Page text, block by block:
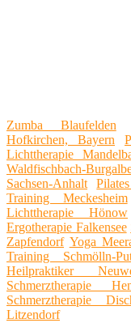
Zumba Blaufelden
Hofkirchen, Bayern
Lichttherapie
Waldfischbach-
Sachsen-Anhalt
Training Meckesheim
Lichttherapie Hönow
Ergotherapie Falkensee
Zapfendorf Yoga
Training Schmölln-
Heilpraktiker
Schmerztherapie
Schmerztherapie
Litzendorf